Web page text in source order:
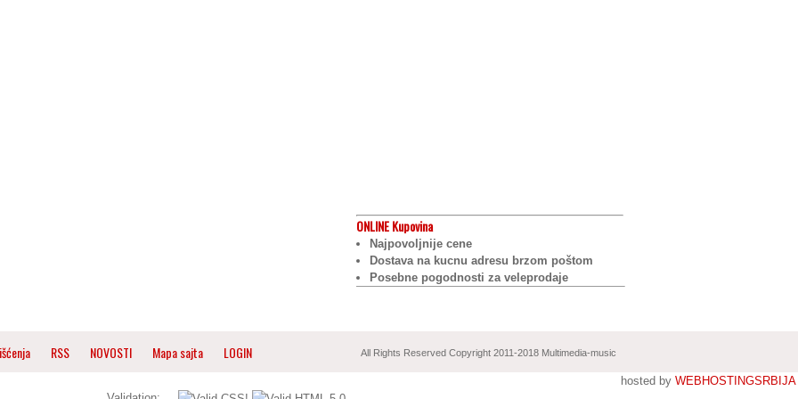
ONLINEKupovina
Najpovoljnije cene
Dostava na kucnu adresu brzom poštom
Posebne pogodnosti za veleprodaje
RSS NOVOSTI Mapa sajta LOGIN All Rights Reserved Copyright 2011-2018 Multimedia-music
hosted by WEBHOSTINGSRBIJA